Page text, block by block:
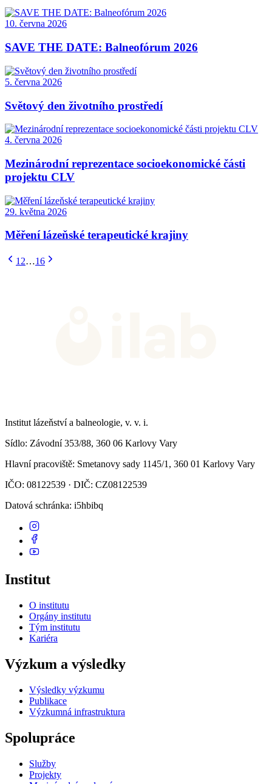
10. června 2026
SAVE THE DATE: Balneofórum 2026
5. června 2026
Světový den životního prostředí
4. června 2026
Mezinárodní reprezentace socioekonomické části
projektu CLV
29. května 2026
Měření lázeňské terapeutické krajiny
1 2…16
Institut lázeňství a balneologie, v. v. i.
Sídlo: Závodní 353/88, 360 06 Karlovy Vary
Hlavní pracoviště: Smetanovy sady 1145/1, 360 01 Karlovy Vary
IČO: 08122539 · DIČ: CZ08122539
Datová schránka: i5hbibq
Institut
O institutu
Orgány institutu
Tým institutu
Kariéra
Výzkum a výsledky
Výsledky výzkumu
Publikace
Výzkumná infrastruktura
Spolupráce
Služby
Projekty